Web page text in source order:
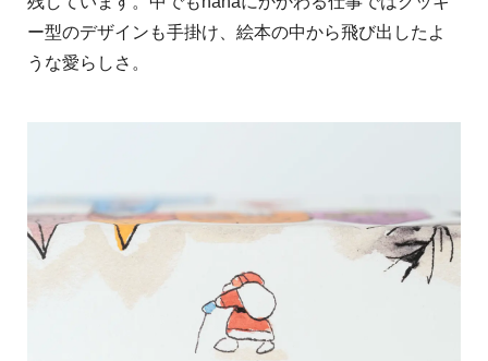
ー型のデザインも手掛け、絵本の中から飛び出したよ
うな愛らしさ。